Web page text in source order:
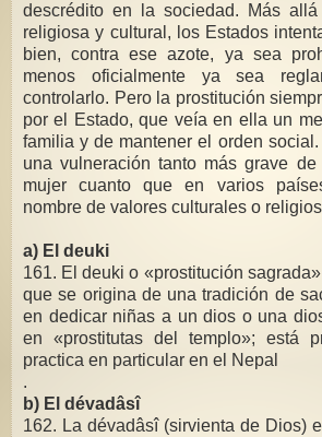
descrédito en la sociedad. Más
religiosa y cultural, los Estados
bien, contra ese azote, ya sea
menos oficialmente ya sea
controlarlo. Pero la prostitución
por el Estado, que veía en ella un
familia y de mantener el orden
una vulneración tanto más grave
mujer cuanto que en varios
nombre de valores culturales o
a) El deuki
161. El deuki o «prostitución
que se origina de una tradición de
en dedicar niñas a un dios o una
en «prostitutas del templo»; está
practica en particular en el Nepal
.
b) El dévadâsî
162. La dévadâsî (sirvienta de Dios)